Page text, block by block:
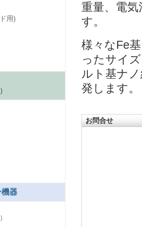
用)
器
重量、電
す。
様々なFe
ったサイ
ルト基ナ
発します。
お問合せ